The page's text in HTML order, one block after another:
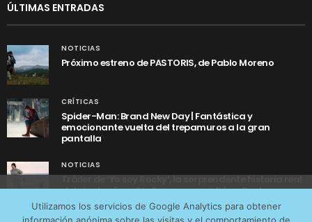
ÚLTIMAS ENTRADAS
NOTICIAS
Próximo estreno de PASTORIS, de Pablo Moreno
CRÍTICAS
Spider-Man: Brand New Day | Fantástica y
emocionante vuelta del trepamuros a la gran
pantalla
NOTICIAS
Tráiler de ‘Yo soy Rocky’, la sorprendente historia real
detrás de cómo Stallone se convirtió en Rocky
Utilizamos los servicios de Google Analytics para obtener
tráfico web que recibimos y conocer los servicios que